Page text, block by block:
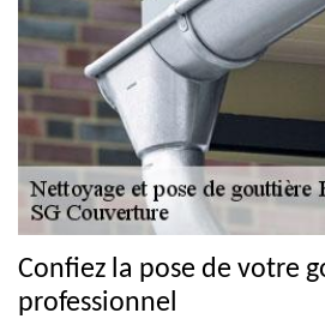
Confiez la pose de votre
professionnel